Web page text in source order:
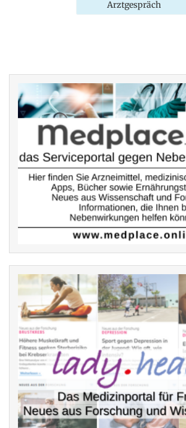
Arztgespräch